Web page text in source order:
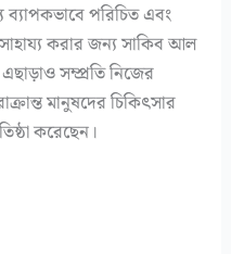
পরিচিত এবং
করার জন্য সাকিব আল
সম্প্রতি নিজের
মানুষদের চিকিৎসার
করেছেন।